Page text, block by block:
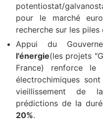
potentiostat/
pour le marché
recherche sur les
Appui du
l'énergie(les projets
France) renforce le
électrochimiques
vieillissement de
prédictions de la
20%.